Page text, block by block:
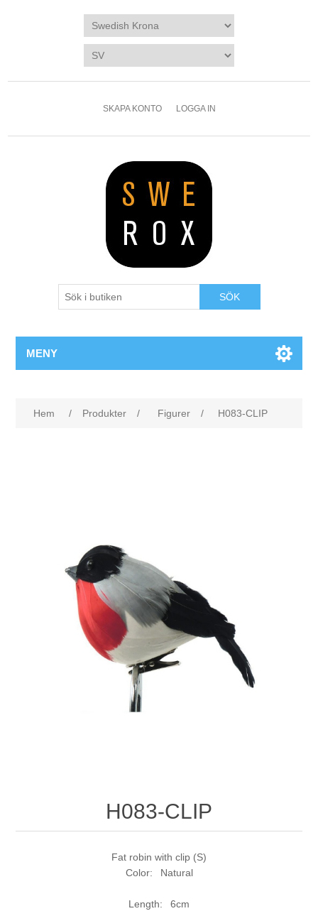
SKAPA KONTO LOGGA IN
SÖK
MENY
Hem / Produkter / Figurer / H083-CLIP
H083-CLIP
Fat robin with clip (S)
Color: Natural
Length: 6cm